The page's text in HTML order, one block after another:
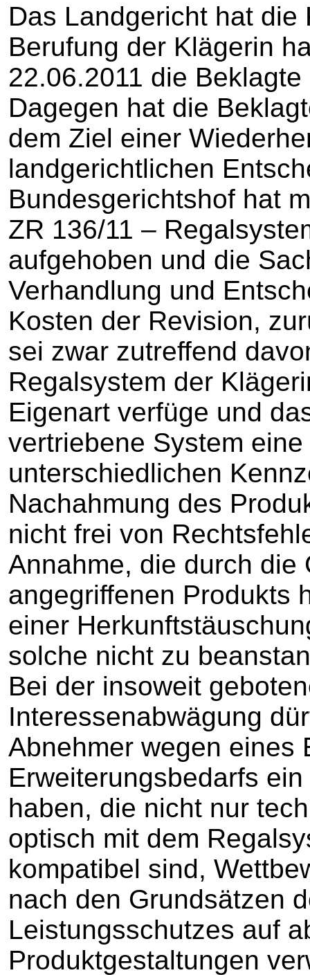
Das Landgericht hat
Berufung der Klägerin
22.06.2011 die
Dagegen hat die
dem Ziel einer
landgerichtlichen
Bundesgerichtshof hat
ZR 136/11 –
aufgehoben und die
Verhandlung und
Kosten der Revision,
sei zwar zutreffend
Regalsystem der
Eigenart verfüge und
vertriebene System
unterschiedlichen
Nachahmung des
nicht frei von
Annahme, die durch die
angegriffenen Produkts
einer
solche nicht zu
Bei der insoweit
Interessenabwägung
Abnehmer wegen eines
Erweiterungsbedarfs
haben, die nicht nur
optisch mit dem
kompatibel sind,
nach den Grundsätzen
Leistungsschutzes auf
Produktgestaltungen